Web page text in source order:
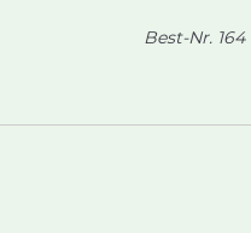
Best-Nr. 164